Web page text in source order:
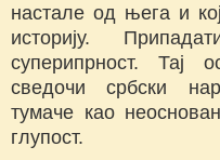
настале од њега и
историју.
суперипрност. Тај
сведочи србски
тумаче као
глупост.